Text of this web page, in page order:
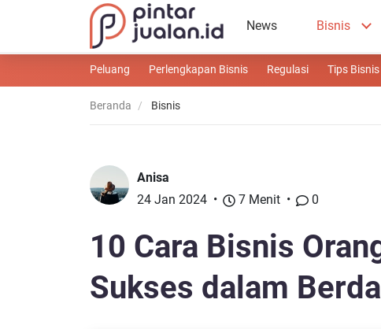
News Bisnis
Peluang Perlengkapan Bisnis Regulasi Tips Bisnis
Beranda Bisnis
10 Cara Bisnis
Sukses dalam
Anisa
24 Jan 2024
7 Menit 0